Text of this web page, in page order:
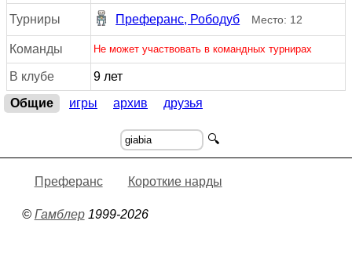
Турниры Преферанс, Рободуб Место: 12
Команды Не может участвовать в командных турнирах
В клубе
9 лет
Общие
игры архив друзья
🔍
Преферанс Короткие нарды
© Гамблер1999-2026